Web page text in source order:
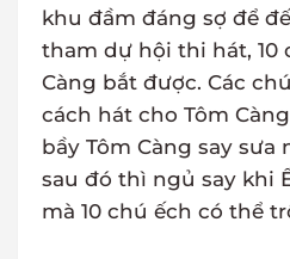
khu đầm đáng sợ để
tham dự hội thi hát, 10
Càng bắt được. Các
cách hát cho Tôm
bầy Tôm Càng say sưa
sau đó thì ngủ say khi
mà 10 chú ếch có thể